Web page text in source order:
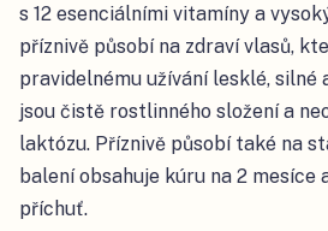
s 12 esenciálními vitamíny a
příznivě působí na zdraví vlasů,
pravidelnému užívání lesklé, silné
jsou čistě rostlinného složení a
laktózu. Příznivě působí také na
balení obsahuje kúru na 2 mesíce
příchuť.